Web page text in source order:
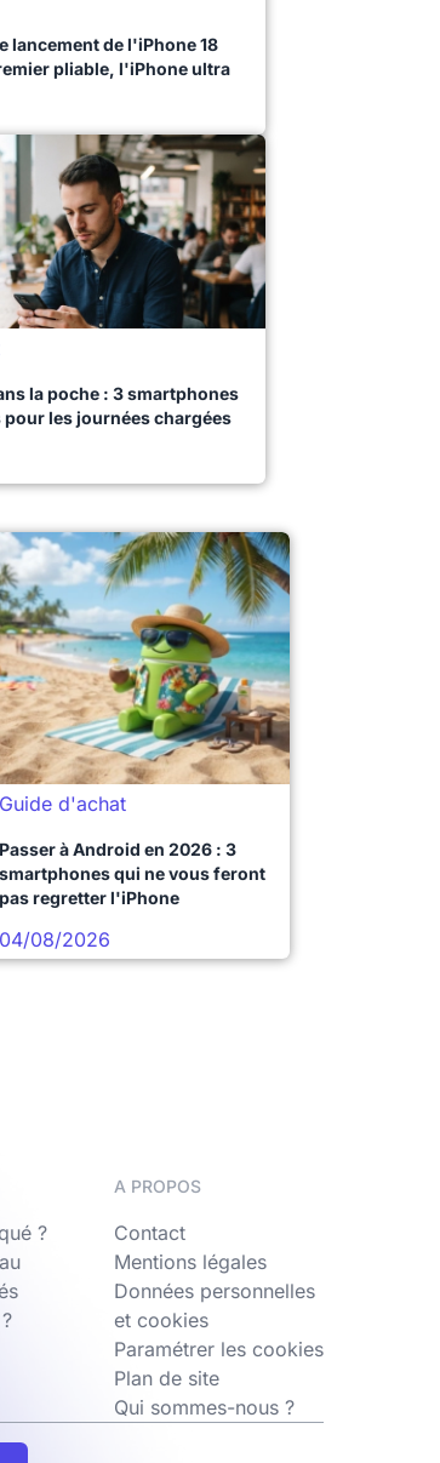
lancement de l'iPhone 18
pliable, l'iPhone ultra
la poche : 3 smartphones
les journées chargées
Guide d'achat
Passer à Android en 2026 : 3
smartphones qui ne vous feront
pas regretter l'iPhone
04/08/2026
?
A PROPOS
Contact
Mentions légales
Données personnelles
et cookies
Paramétrer les cookies
Plan de site
Qui sommes-nous ?